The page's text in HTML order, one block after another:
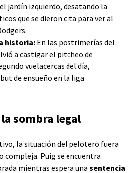
jardín izquierdo, desatando la
que se dieron cita para ver al
historia:En las postrimerías del
a castigar el pitcheo de
vuelacercas del día,
de ensueño en la liga
sombra legal
la situación del pelotero fuera
compleja. Puig se encuentra
mientras espera una sentencia